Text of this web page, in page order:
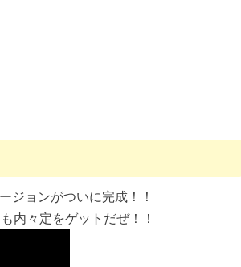
ジョンがついに完成！！
内々定をゲットだぜ！！